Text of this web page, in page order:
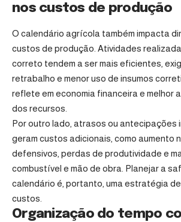
nos custos de produção
O calendário agrícola também impacta
custos de produção. Atividades
correto tendem a ser mais eficientes,
retrabalho e menor uso de insumos
reflete em economia financeira e melhor
dos recursos.
Por outro lado, atrasos ou antecipações
geram custos adicionais, como aumento
defensivos, perdas de produtividade e
combustível e mão de obra. Planejar a
calendário é, portanto, uma estratégia
custos.
Organização do tempo